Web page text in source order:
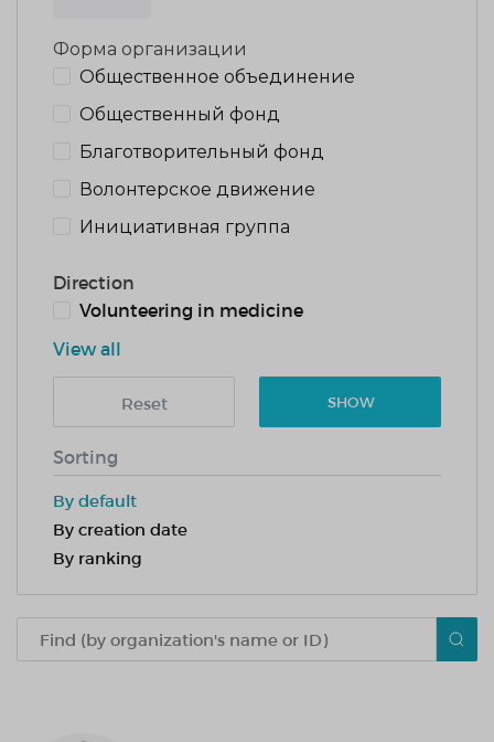
Форма организации
Общественное объединение
Общественный фонд
Благотворительный фонд
Волонтерское движение
Инициативная группа
Direction
Volunteering in medicine
View all
Reset SHOW
Sorting
By default
By creation date
By ranking